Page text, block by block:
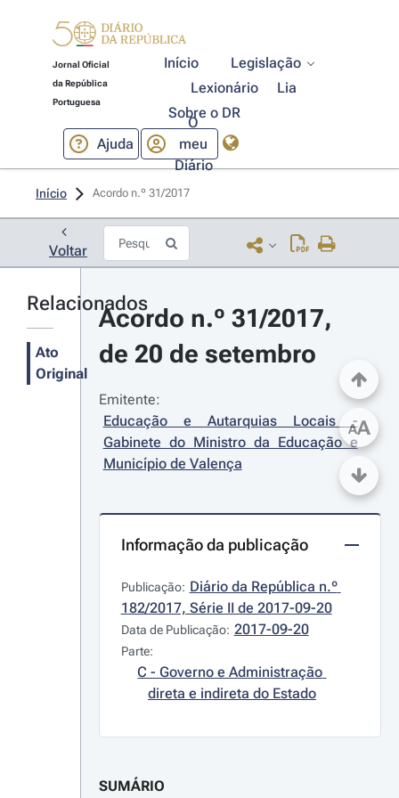
Jornal Oficial
da República
Portuguesa
Início
Legislação
Lexionário
Lia
Sobre o DR
Ajuda
O
meu
Diário
Início Acordo n.º 31/2017
Voltar
Relacionados
Ato
Original
Acordo n.º 31/2017,
de 20 de setembro
Emitente:
Educação e Autarquias Locais -
Gabinete do Ministro da Educação e
Município de Valença
Informação da publicação
Publicação: Diário da República n.º
182/2017, Série II de 2017-09-20
Data de Publicação: 2017-09-20
Parte:
C - Governo e Administração
direta e indireta do Estado
SUMÁRIO
AA